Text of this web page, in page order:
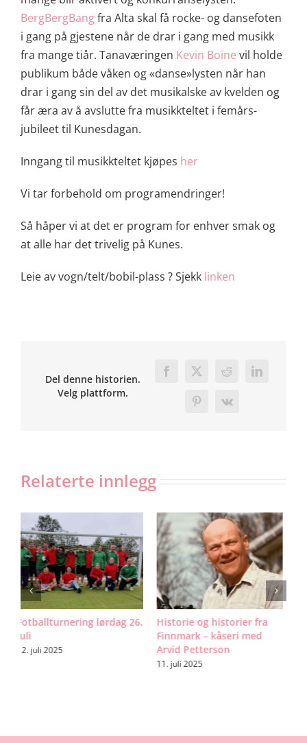
BergBergBangfra Alta skal få rocke- og dansefoten
i gang på gjestene når de drar i gang med musikk
fra mange tiår. Tanaværingen Kevin Boine vil holde
publikum både våken og «danse»lysten når han
drar i gang sin del av det musikalske av kvelden og
får æra av å avslutte fra musikkteltet i femårs-
jubileet til Kunesdagan.
Inngang til musikkteltet kjøpes her
Vi tar forbehold om programendringer!
Så håper vi at det er program for enhver smak og
at alle har det trivelig på Kunes.
Leie av vogn/telt/bobil-plass ? Sjekk linken
Del denne historien.
Velg plattform.
Facebook
X Reddit LinkedIn
Pinterest
Vk
Relaterte innlegg
Historie og historier fra
Finnmark – kåseri med
Arvid Petterson
125 år med skog,
kunnskap og glede – bli
med på rebusløp med
Finnmark Skogselskap!